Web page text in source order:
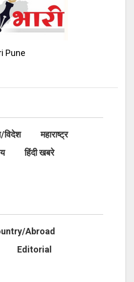
Pune
विदेश
महाराष्ट्र
हिंदी खबरे
Abroad
Editorial